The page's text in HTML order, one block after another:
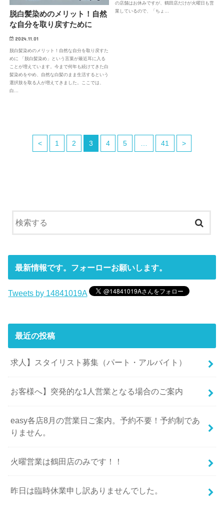
の店舗はお休みですが、鶴田店だけが火曜日も営
業しているので、「ちょ…
脱白髪染めのメリット！自然
な自分を取り戻すために
2024.11.01
脱白髪染めのメリット！自然な自分を取り戻すた
めに 「脱白髪染め」という言葉が最近耳に入る
ことが増えています。今まで何年も続けてきた白
髪染めをやめ、自然な白髪のまま生活するという
選択肢を取る人が増えてきました。ここでは、
白…
< 1 2 3 4 5 41 >
最新情報です。フォーローお願いします。
Tweets by 14841019A
最近の投稿
求人】スタイリスト募集（パート・アルバイト）
お客様へ】突発的な1人営業となる場合のご案内
easy各店8月の営業日ご案内。予約不要！予約制であ
りません。
火曜営業は鶴田店のみです！！
昨日は臨時休業申し訳ありませんでした。